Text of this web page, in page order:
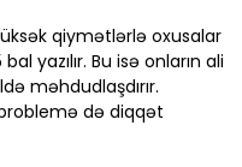
qiymətlərlə oxusalar
yazılır. Bu isə onların ali
məhdudlaşdırır.
də diqqət